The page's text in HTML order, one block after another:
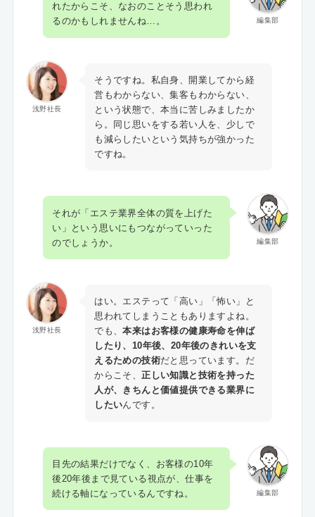
編集部
れたからこそ、なおのことそう思われ
るのかもしれませんね…。
浅野社長
そうですね。私自身、開業してから経
営もわからない、集客もわからない、
という状態で、本当に苦しみましたか
ら。同じ思いをする若い人を、少しで
も減らしたいという気持ちが強かった
ですね。
編集部
それが「エステ業界全体の質を上げた
い」という思いにもつながっていった
のでしょうか。
浅野社長
はい。エステって「高い」「怖い」と
思われてしまうこともありますよね。
でも、本来はお客様の健康寿命を伸ば
したり、10年後、20年後のきれいを支
えるための技術だと思っています。だ
からこそ、正しい知識と技術を持った
人が、きちんと価値提供できる業界に
したいんです。
編集部
目先の結果だけでなく、お客様の10年
後20年後まで見ている視点が、仕事を
続ける軸になっているんですね。